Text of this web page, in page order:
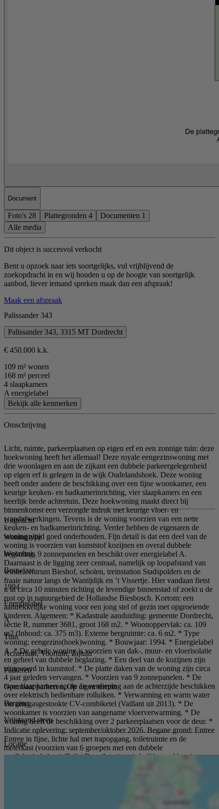
Document
Foto's 28 Plattegronden 4 Documenten 1
Alle media
Dit object is succesvol verkocht
Bent u opzoek naar iets soortgelijks, vul vrijblijvend de
zoekopdracht in en wij houden u op de hoogte van soortgelijk
aanbod, liever iemand spreken maak dan een afspraak!
Maak een afspraak
Palissander 343
Palissander 343, 3315 MT Dordrecht
€ 450.000 k.k.
109 m² wonen
168 m² perceel
4 slaapkamers
A energielabel
Bekijk alle kenmerken
Omschrijving
Licht, ruimte, parkeerplaatsen op eigen erf en een zonnige tuin: deze
hoekwoning heeft het allemaal! Deze royale eengezinswoning met
drie woonlagen en aan de zijkant een dubbele parkeergelegenheid
op eigen erf is gelegen in de wijk Oudelandshoek. Deze woning
heeft onder andere de beschikking over een fijne woonkamer, een
keurige keuken- en badkamerinrichting, vier slaapkamers en een
heerlijk brede achtertuin. Deze hoekwoning maakt direct bij
binnenkomst een verzorgde indruk met keurige vloer- en
wandafwerkingen. Tevens is de woning voorzien van een nette
keuken- en badkamerinrichting. Verder hebben de eigenaren de
woning altijd goed onderhouden. Fijn detail is dat een deel van de
woning is voorzien van kunststof kozijnen en overal dubbele
beglazing, 9 zonnepanelen en beschikt over energielabel A.
Daarnaast is de ligging zeer centraal, namelijk op loopafstand van
winkelcentrum Bieshof, scholen, treinstation Stadspolders en de
fraaie natuur langs de Wantijdijk en ’t Vissertje. Hier vandaan fietst
u in circa 10 minuten richting de levendige binnenstad of zoekt u de
rust op in natuurgebied de Hollandse Biesbosch. Kortom: een
aantrekkelijke woning voor een jong stel of gezin met opgroeiende
kinderen. Algemeen: * Kadastrale aanduiding: gemeente Dordrecht,
sectie R, nummer 3681, groot 168 m2. * Woonoppervlak: ca. 109
m2 (Inhoud: ca. 375 m3). Externe bergruimte: ca. 6 m2. * Type
woning: eengezins(hoek)woning. * Bouwjaar: 1994. * Energielabel
A. * De gehele woning is voorzien van dak-, muur- en vloerisolatie
en geheel van dubbele beglazing. * Een deel van de kozijnen zijn
uitgevoerd in kunststof. * De platte daken van de woning zijn circa
4 jaar geleden vervangen. * Voorzien van 9 zonnepanelen. * De
twee slaapkamers op de 1e verdieping aan de achterzijde beschikken
over elektrisch bedienbare rolluiken. * Verwarming en warm water
via een gasgestookte CV-combiketel (Vaillant uit 2013). * De
woonkamer is voorzien van aangename vloerverwarming. * De
woning heeft de beschikking over 2 parkeerplaatsen voor de deur. *
Indicatie oplevering: september/oktober 2026. Begane grond: Entree
Entree in fijne, lichte hal met trapopgang, toiletruimte en de
meterkast (voorzien van 6 groepen met een dubbele
aardlekschakelaar). Toilet De toiletruimte is half betegeld en is
de achtertuin. De woonkamer is netjes afgewerkt met een PVC-
vloer (voorzien van vloerverwarming) en behang op de wanden.
Uitgelicht
Woningtype
Woonhuis
Bouwjaar
1994
Energielabel
A
Tuin
Achtertuin, Voortuin, Zijtuin
Parkeren
Openbaar parkeren, Op eigen terrein
Berging
Vrijstaand steen
Locatie